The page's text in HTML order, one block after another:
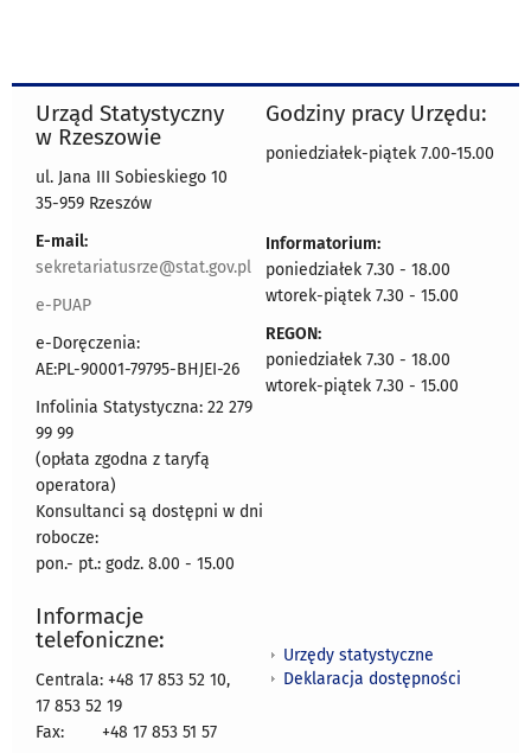
Urząd Statystyczny
w Rzeszowie
ul. Jana III Sobieskiego 10
35-959 Rzeszów
E-mail:
sekretariatusrze@stat.gov.pl
e-PUAP
e-Doręczenia:
AE:PL-90001-79795-BHJEI-26
Infolinia Statystyczna: 22 279
99 99
(opłata zgodna z taryfą
operatora)
Konsultanci są dostępni w dni
robocze:
pon.- pt.: godz. 8.00 - 15.00
Godziny pracy Urzędu:
poniedziałek-piątek 7.00-15.00
Informatorium:
poniedziałek 7.30 - 18.00
wtorek-piątek 7.30 - 15.00
REGON:
poniedziałek 7.30 - 18.00
wtorek-piątek 7.30 - 15.00
Informacje
telefoniczne:
Centrala: +48 17 853 52 10,
17 853 52 19
Fax:
+48 17 853 51 57
Urzędy statystyczne
Deklaracja dostępności